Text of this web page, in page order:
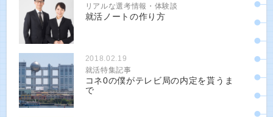
リアルな選考情報・体験談
就活ノートの作り方
2018.02.19
就活特集記事
コネ0の僕がテレビ局の内定を貰うま
で